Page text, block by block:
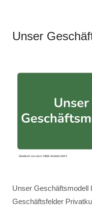
Unser
Unser Geschäftsmodell
Geschäftsfelder